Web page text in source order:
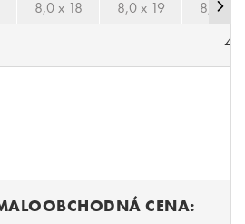
8,0 x 18 8,0 x 19 8,5 x
4/
CENA: